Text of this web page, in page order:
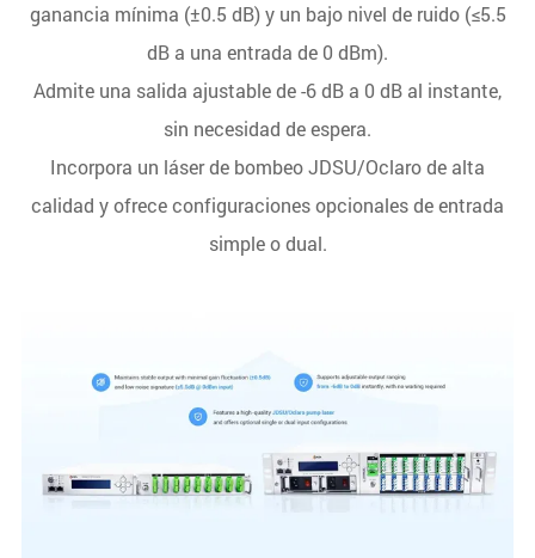
ganancia mínima (±0.5 dB) y un bajo nivel de ruido (≤5.5
dB a una entrada de 0 dBm).
Admite una salida ajustable de -6 dB a 0 dB al instante,
sin necesidad de espera.
Incorpora un láser de bombeo JDSU/Oclaro de alta
calidad y ofrece configuraciones opcionales de entrada
simple o dual.